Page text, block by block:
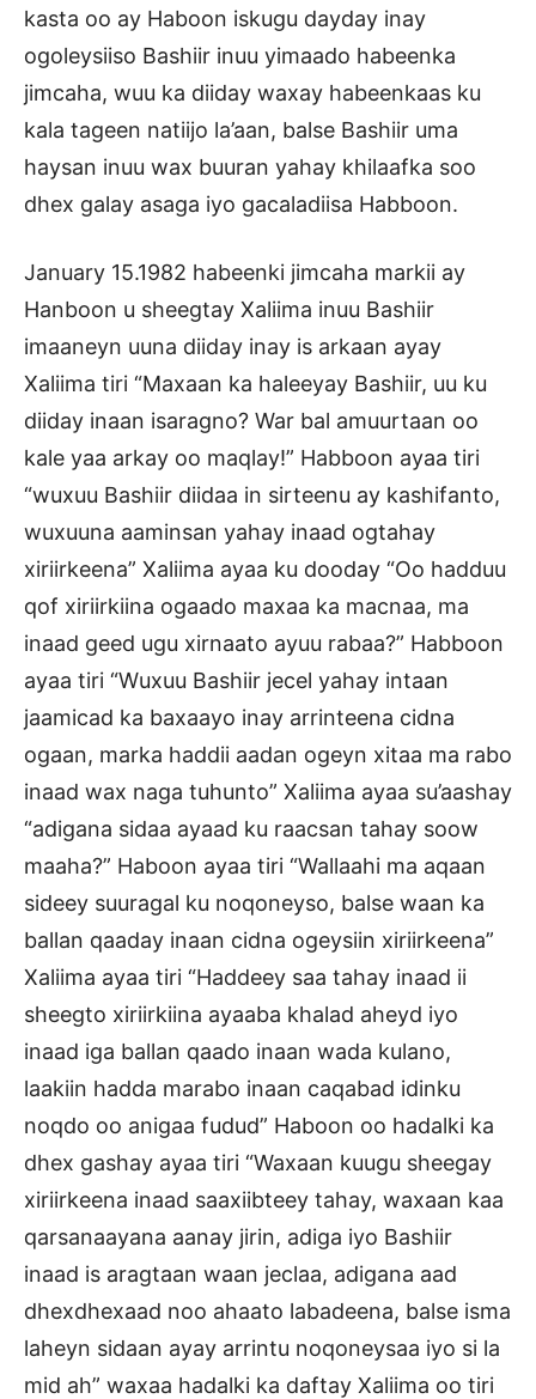
kasta oo ay Haboon iskugu dayday inay
ogoleysiiso Bashiir inuu yimaado habeenka
jimcaha, wuu ka diiday waxay habeenkaas ku
kala tageen natiijo la’aan, balse Bashiir uma
haysan inuu wax buuran yahay khilaafka soo
dhex galay asaga iyo gacaladiisa Habboon.
January 15.1982 habeenki jimcaha markii ay
Hanboon u sheegtay Xaliima inuu Bashiir
imaaneyn uuna diiday inay is arkaan ayay
Xaliima tiri “Maxaan ka haleeyay Bashiir, uu ku
diiday inaan isaragno? War bal amuurtaan oo
kale yaa arkay oo maqlay!” Habboon ayaa tiri
“wuxuu Bashiir diidaa in sirteenu ay kashifanto,
wuxuuna aaminsan yahay inaad ogtahay
xiriirkeena” Xaliima ayaa ku dooday “Oo hadduu
qof xiriirkiina ogaado maxaa ka macnaa, ma
inaad geed ugu xirnaato ayuu rabaa?” Habboon
ayaa tiri “Wuxuu Bashiir jecel yahay intaan
jaamicad ka baxaayo inay arrinteena cidna
ogaan, marka haddii aadan ogeyn xitaa ma rabo
inaad wax naga tuhunto” Xaliima ayaa su’aashay
“adigana sidaa ayaad ku raacsan tahay soow
maaha?” Haboon ayaa tiri “Wallaahi ma aqaan
sideey suuragal ku noqoneyso, balse waan ka
ballan qaaday inaan cidna ogeysiin xiriirkeena”
Xaliima ayaa tiri “Haddeey saa tahay inaad ii
sheegto xiriirkiina ayaaba khalad aheyd iyo
inaad iga ballan qaado inaan wada kulano,
laakiin hadda marabo inaan caqabad idinku
noqdo oo anigaa fudud” Haboon oo hadalki ka
dhex gashay ayaa tiri “Waxaan kuugu sheegay
xiriirkeena inaad saaxiibteey tahay, waxaan kaa
qarsanaayana aanay jirin, adiga iyo Bashiir
inaad is aragtaan waan jeclaa, adigana aad
dhexdhexaad noo ahaato labadeena, balse isma
laheyn sidaan ayay arrintu noqoneysaa iyo si la
mid ah” waxaa hadalki ka daftay Xaliima oo tiri